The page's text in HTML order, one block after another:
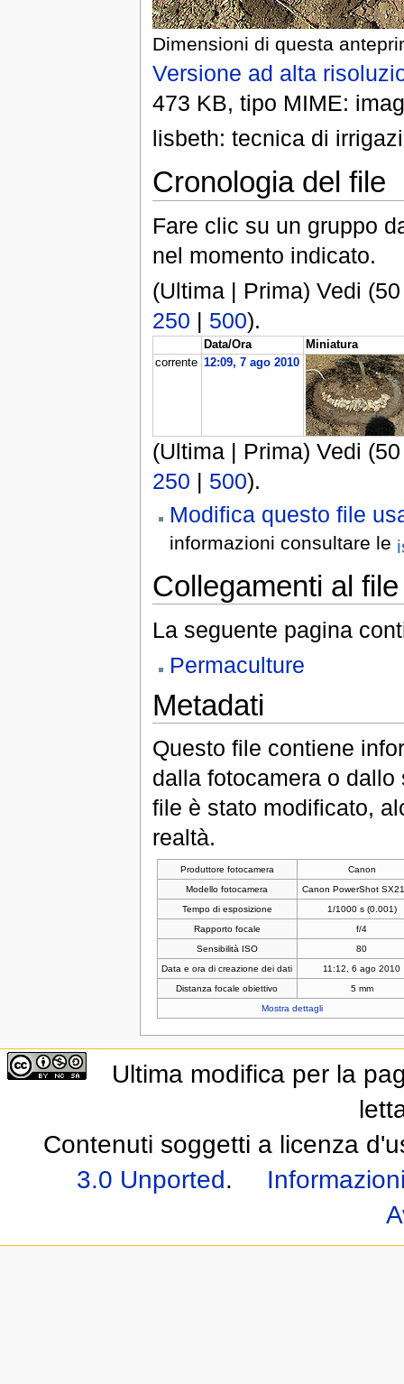
Dimensioni di questa
Versione ad alta
473 KB, tipo MIME:
lisbeth: tecnica di
Cronologia del file
Fare clic su un gruppo
nel momento indicato.
(Ultima | Prima) Vedi
250 | 500).
Data/Ora
Miniatura
corrente 12:09, 7 ago 2010
(Ultima | Prima) Vedi
250 | 500).
Modifica questo file
informazioni consultare le
Collegamenti al file
La seguente pagina
Permaculture
Metadati
Questo file contiene
dalla fotocamera o
file è stato modificato,
realtà.
Produttore fotocamera
Canon
Modello fotocamera
Canon PowerShot
Tempo di esposizione
1/1000 s (0.001)
Rapporto focale
f/4
Sensibilità ISO
80
Data e ora di creazione dei dati
11:12, 6 ago 2010
Distanza focale obiettivo
5 mm
Mostra dettagli
Ultima modifica per la
Contenuti soggetti a licenza
3.0 Unported.